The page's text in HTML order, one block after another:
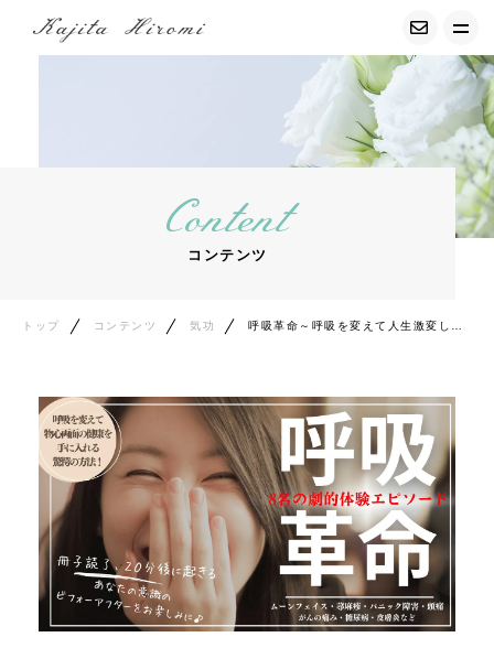
経調気功について
募集中の講座
プロフィール
コンテンツ
エッセイ
お問い合わせ
アクセス
Content
コンテンツ
トップ コンテンツ 気功